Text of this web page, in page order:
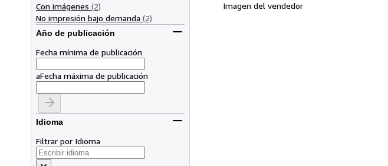
Con imágenes (2)
No impresión bajo demanda (2)
Año de publicación
Fecha mínima de publicación
aFecha máxima de publicación
Idioma
Filtrar por Idioma
Imagen del vendedor